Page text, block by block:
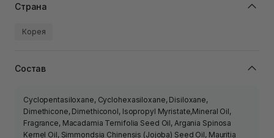
Страна
Корея
Состав
Cyclopentasiloxane, Cyclohexasiloxane, Disiloxane,
Dimethicone, Dimethiconol, Isopropyl Myristate,Mineral Oil,
Fragrance, Macadamia Ternifolia Seed Oil, Argania Spinosa
Kernel Oil, Simmondsia Chinensis (Jojoba) Seed Oil, Mauritia